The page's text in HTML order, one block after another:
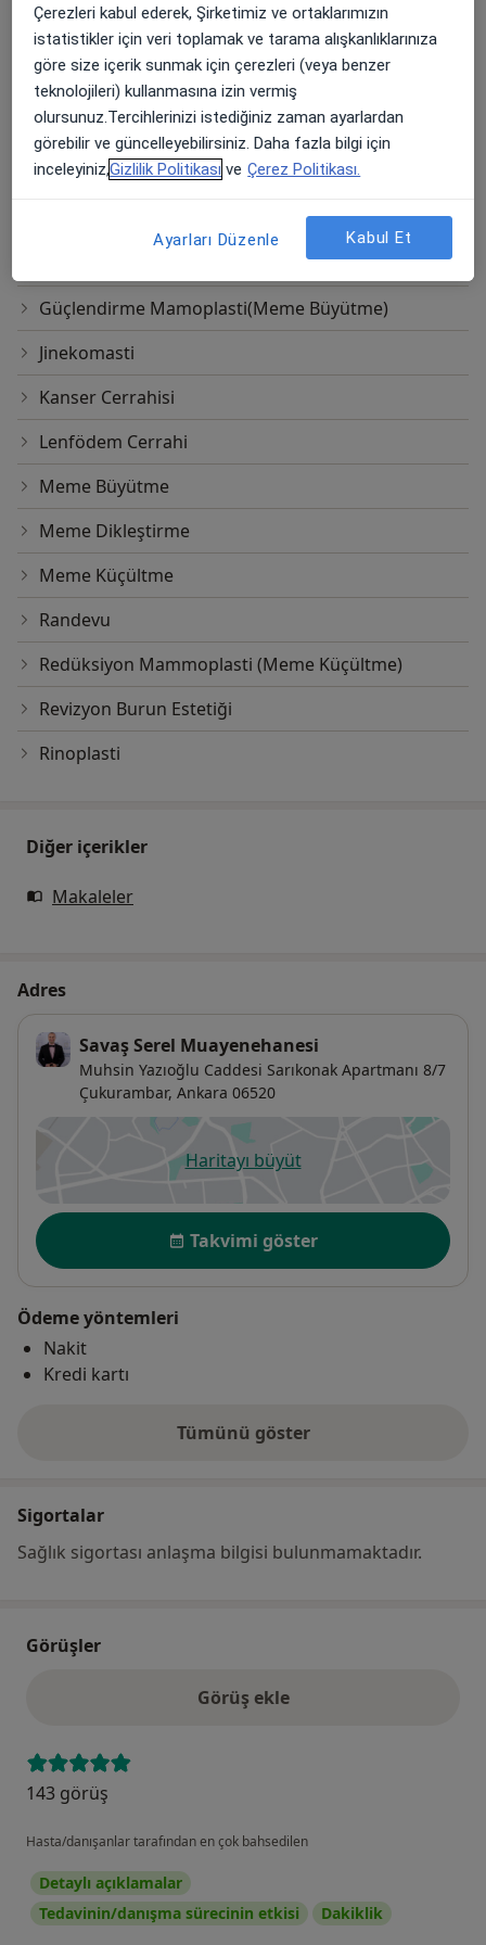
Muhsin Yazıoğlu Caddesi Sarıkonak
Apartmanı 8/7 Çukurambar, Ankara
Ücretler Hakkında
Savaş Serel Muayenehanesi
Diğer Hizmetler
Blefaroplasti
Botoks
Güçlendirme Mamoplasti(Meme Büyütme)
Jinekomasti
Kanser Cerrahisi
Lenfödem Cerrahi
Meme Büyütme
Meme Dikleştirme
Meme Küçültme
Randevu
Redüksiyon Mammoplasti (Meme Küçültme)
Revizyon Burun Estetiği
Rinoplasti
Diğer içerikler
Makaleler
Adres
Savaş Serel Muayenehanesi
Muhsin Yazıoğlu Caddesi Sarıkonak Apartmanı 8/7
Çukurambar, Ankara 06520
Haritayı büyütyeni bir sekmede açılır
Uygunluk
Takvimi göster
Ödeme yöntemleri
Nakit
Kredi kartı
Tümünü göster
adres hakkında
Sigortalar
Sağlık sigortası anlaşma bilgisi bulunmamaktadır.
Görüşler
Görüş ekle
143 görüş
Hasta/danışanlar tarafından en çok bahsedilen
Detaylı açıklamalar
Tedavinin/danışma sürecinin etkisi
Dakiklik
Çerezleri kabul ederek, Şirketimiz ve ortaklarımızın
istatistikler için veri toplamak ve tarama alışkanlıklarınıza
göre size içerik sunmak için çerezleri (veya benzer
teknolojileri) kullanmasına izin vermiş
olursunuz.Tercihlerinizi istediğiniz zaman ayarlardan
görebilir ve güncelleyebilirsiniz. Daha fazla bilgi için
inceleyiniz,Gizlilik Politikası ve Çerez Politikası.
Ayarları Düzenle Kabul Et